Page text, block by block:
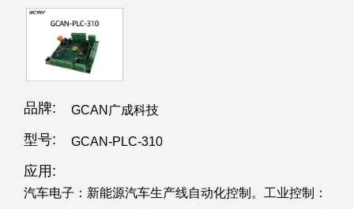
品牌: GCAN广成科技
型号: GCAN-PLC-310
应用:
汽车电子：新能源汽车生产线自动化控制。工业控制：